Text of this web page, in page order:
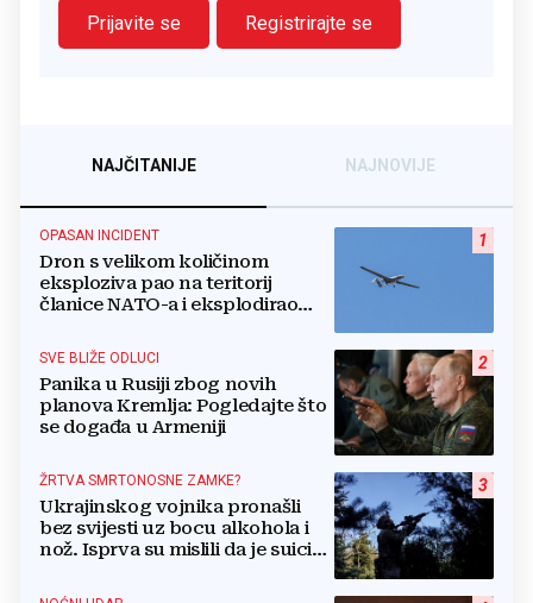
Prijavite se
Registrirajte se
NAJČITANIJE NAJNOVIJE
1
OPASAN INCIDENT
Dron s velikom količinom
eksploziva pao na teritorij
članice NATO-a i eksplodirao
2
SVE BLIŽE ODLUCI
Panika u Rusiji zbog novih
planova Kremlja: Pogledajte što
se događa u Armeniji
3
ŽRTVA SMRTONOSNE ZAMKE?
Ukrajinskog vojnika pronašli
bez svijesti uz bocu alkohola i
nož. Isprva su mislili da je suicid,